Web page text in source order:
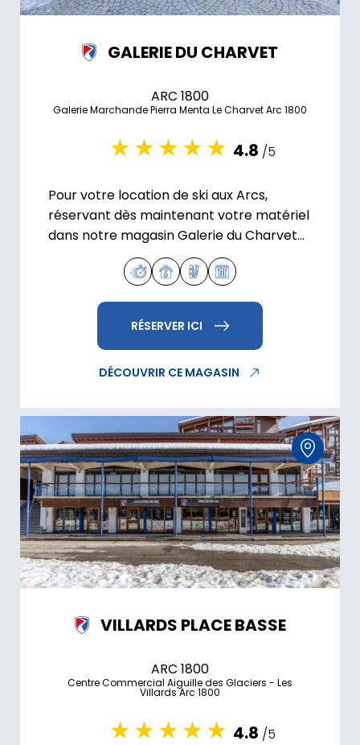
GALERIE DU CHARVET
ARC 1800
Galerie Marchande Pierra Menta Le Charvet Arc 1800
4.8 /5
Pour votre location de ski aux Arcs,
réservant dès maintenant votre matériel
dans notre magasin Galerie du Charvet
situé à Arc 1800.
RÉSERVER ICI
DÉCOUVRIR CE MAGASIN
VILLARDS PLACE BASSE
ARC 1800
Centre Commercial Aiguille des Glaciers - Les
Villards Arc 1800
4.8 /5